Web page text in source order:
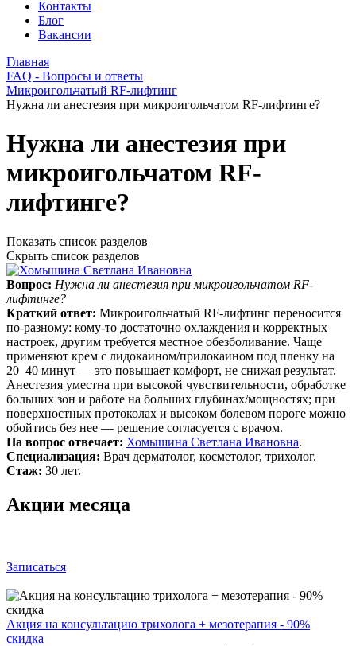
Контакты
Блог
Вакансии
Главная
FAQ - Вопросы и ответы
Микроигольчатый RF-лифтинг
Нужна ли анестезия при микроигольчатом RF-лифтинге?
Нужна ли анестезия при
микроигольчатом RF-
лифтинге?
Показать список разделов
Скрыть список разделов
Вопрос: Нужна ли анестезия при микроигольчатом RF-
лифтинге?
Краткий ответ: Микроигольчатый RF‑лифтинг переносится
по‑разному: кому-то достаточно охлаждения и корректных
настроек, другим требуется местное обезболивание. Чаще
применяют крем с лидокаином/прилокаином под пленку на
20–40 минут — это повышает комфорт, не снижая результат.
Анестезия уместна при высокой чувствительности, обработке
больших зон и работе на больших глубинах/мощностях; при
поверхностных протоколах и высоком болевом пороге можно
обойтись без нее — решение согласуется с врачом.
На вопрос отвечает: Хомышина Светлана Ивановна.
Специализация: Врач дерматолог, косметолог, трихолог.
Стаж: 30 лет.
Акции месяца
Записаться
Акция на консультацию трихолога + мезотерапия - 90%
скидка